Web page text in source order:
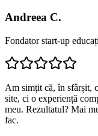
Andreea C.
Fondator start-up
Am simțit că, în sfârșit,
site, ci o experiență
meu. Rezultatul? Mai
fac.